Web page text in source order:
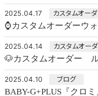
2025.04.17 カスタムオー
⌚カスタムオーダーウ
2025.04.14 カスタムオー
🐶カスタムオーダー
2025.04.10 ブログ
BABY-G+PLUS『クロ